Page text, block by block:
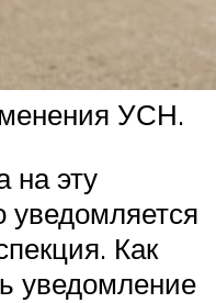
УСН.
на эту
уведомляется
Как
уведомление